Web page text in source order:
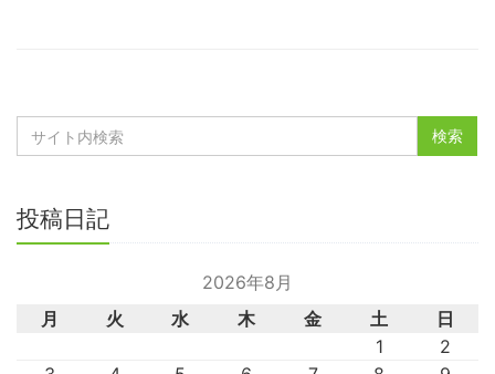
投稿日記
2026年8月
月
火 水 木 金 土
日
1
2